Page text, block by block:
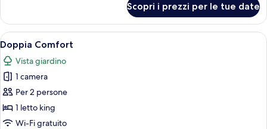
2
letti
singoli,
non
fumatori
Comfort
con
letto
matrimoniale
o
2
letti
singoli,
non
fumatori
Scopri i prezzi per le tue date
Apri
tutte
le
foto
per
Doppia
Comfort
Una camera d'albergo moderna con
7
Doppia Comfort
Vista giardino
1 camera
Per 2 persone
1 letto king
Wi-Fi gratuito